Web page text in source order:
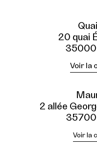
20 quai
35000
Voir la
2 allée
35700
Voir la